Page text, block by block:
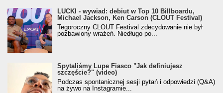
LUCKI - wywiad: debiut w Top 10 Billboardu,
Michael Jackson, Ken Carson (CLOUT Festival)
Tegoroczny CLOUT Festival zdecydowanie nie był
pozbawiony wrażeń. Niedługo po...
Spytaliśmy Lupe Fiasco "Jak definiujesz
szczęście?" (video)
Podczas spontanicznej sesji pytań i odpowiedzi (Q&A)
na żywo na Instagramie...